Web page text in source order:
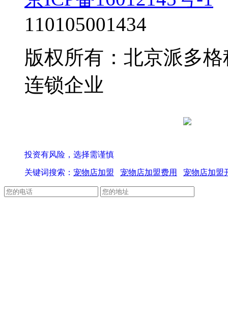
110105001434
版权所有：北京派多
连锁企业
投资有风险，选择需谨慎
关键词搜索： 宠物店加盟 宠物店加盟费用 宠物店加盟